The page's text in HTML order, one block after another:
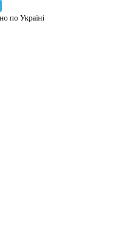
по Україні